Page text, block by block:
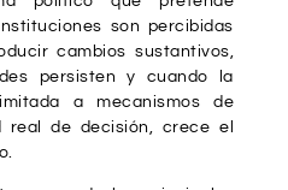
son percibidas
cambios sustantivos,
persisten y cuando la
a mecanismos de
real de decisión, crece el